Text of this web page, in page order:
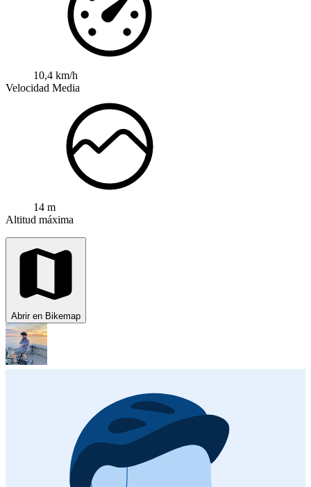
10,4 km/h
Velocidad Media
14 m
Altitud máxima
Abrir en Bikemap